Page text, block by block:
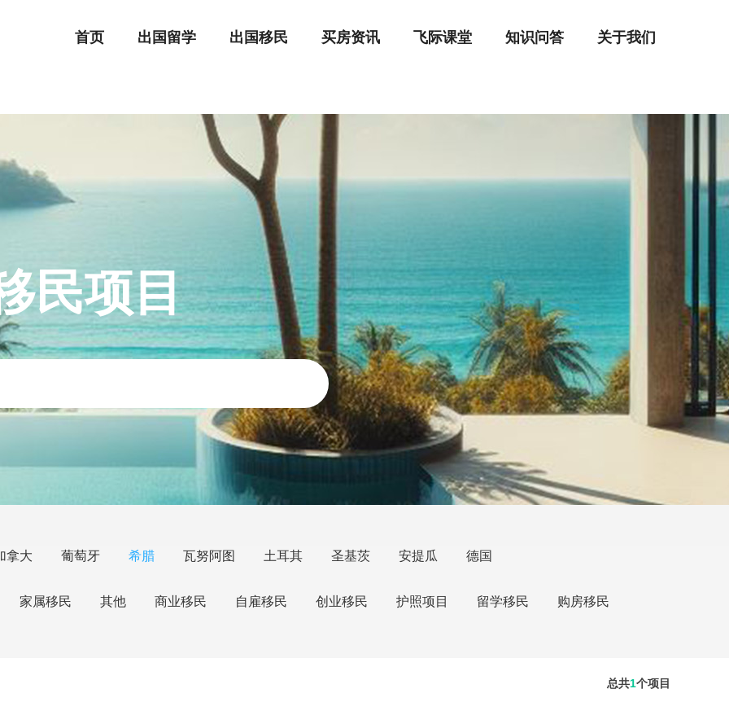
首页 出国留学 出国移民 买房资讯 飞际课堂 知识问答 关于我们
民项目
拿大 葡萄牙 希腊 瓦努阿图 土耳其 圣基茨 安提瓜 德国
家属移民 其他 商业移民 自雇移民 创业移民 护照项目 留学移民 购房移民
总共1个项目